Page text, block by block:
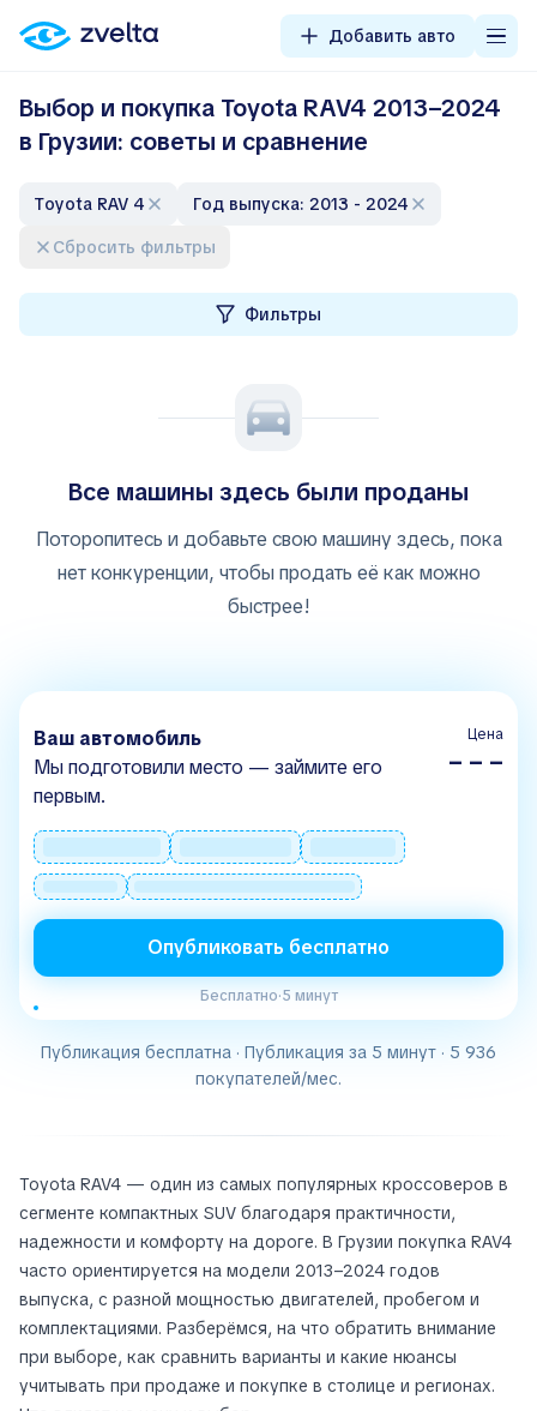
Добавить авто
Выбор и покупка Toyota RAV4 2013–2024
в Грузии: советы и сравнение
Toyota RAV 4
Год выпуска: 2013 - 2024
Сбросить фильтры
Фильтры
Все машины здесь были проданы
Поторопитесь и добавьте свою машину здесь, пока
нет конкуренции, чтобы продать её как можно
быстрее!
Ваш автомобиль
Мы подготовили место — займите его
первым.
Цена
– – –
Опубликовать бесплатно
Бесплатно·5 минут
Публикация бесплатна · Публикация за 5 минут · 5 936
покупателей/мес.
Toyota RAV4 — один из самых популярных кроссоверов в
сегменте компактных SUV благодаря практичности,
надежности и комфорту на дороге. В Грузии покупка RAV4
часто ориентируется на модели 2013–2024 годов
выпуска, с разной мощностью двигателей, пробегом и
комплектациями. Разберёмся, на что обратить внимание
при выборе, как сравнить варианты и какие нюансы
учитывать при продаже и покупке в столицe и регионах.